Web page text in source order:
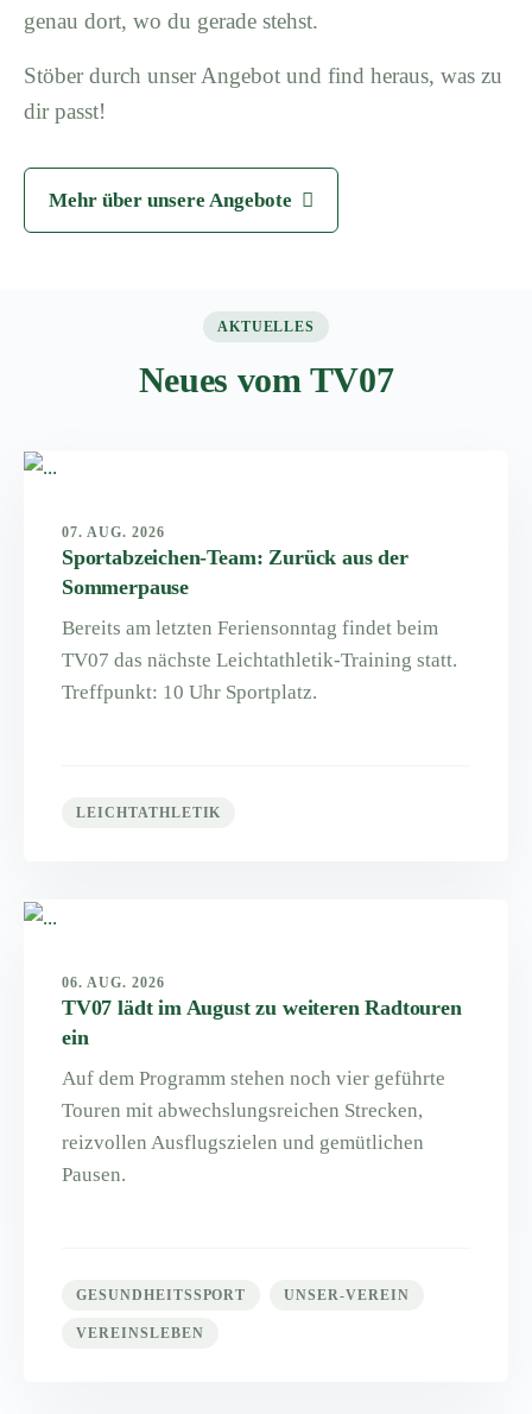
genau dort, wo du gerade stehst.
Stöber durch unser Angebot und find heraus, was zu
dir passt!
Mehr über unsere Angebote
AKTUELLES
Neues vom TV07
07. AUG. 2026
Sportabzeichen-Team: Zurück aus der
Sommerpause
Bereits am letzten Feriensonntag findet beim
TV07 das nächste Leichtathletik-Training statt.
Treffpunkt: 10 Uhr Sportplatz.
LEICHTATHLETIK
06. AUG. 2026
TV07 lädt im August zu weiteren Radtouren
ein
Auf dem Programm stehen noch vier geführte
Touren mit abwechslungsreichen Strecken,
reizvollen Ausflugszielen und gemütlichen
Pausen.
GESUNDHEITSSPORT UNSER-VEREIN
VEREINSLEBEN